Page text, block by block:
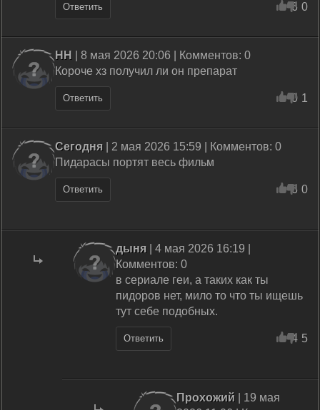
Ответить 6 0
НН
| 8 мая 2026 20:06 | Комментов: 0
Короче хз получил ли он препарат
Ответить 0 1
Сегодня | 2 мая 2026 15:59 | Комментов: 0
Пидарасы портят весь фильм
Ответить 6 0
дыня | 4 мая 2026 16:19 |
Комментов: 0
в сериале геи, а таких как ты
пидоров нет, мило то что ты ищешь
тут себе подобных.
Ответить 4 5
Прохожий | 19 мая